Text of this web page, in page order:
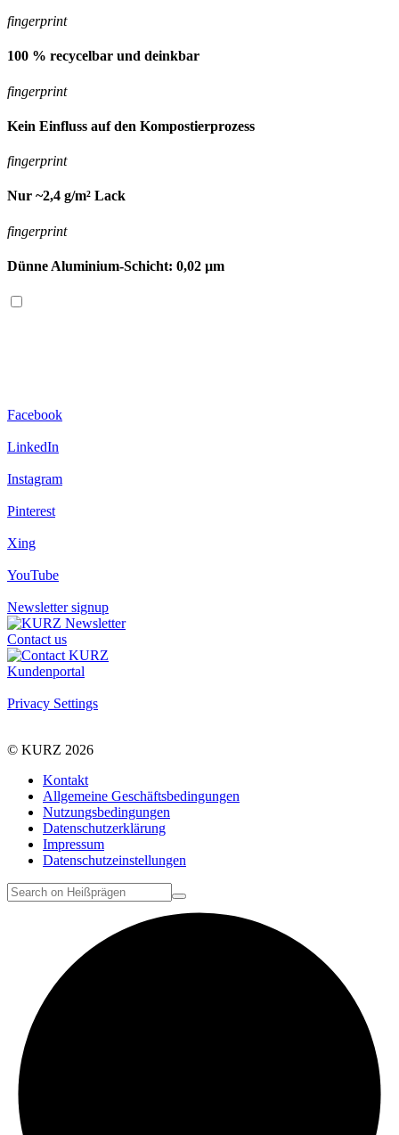
fingerprint
100 % recycelbar und deinkbar
fingerprint
Kein Einfluss auf den Kompostierprozess
fingerprint
Nur ~2,4 g/m² Lack
fingerprint
Dünne Aluminium-Schicht: 0,02 µm
Facebook
LinkedIn
Instagram
Pinterest
Xing
YouTube
Newsletter signup
Contact us
Kundenportal
Privacy Settings
© KURZ 2026
Kontakt
Allgemeine Geschäftsbedingungen
Nutzungsbedingungen
Datenschutzerklärung
Impressum
Datenschutzeinstellungen